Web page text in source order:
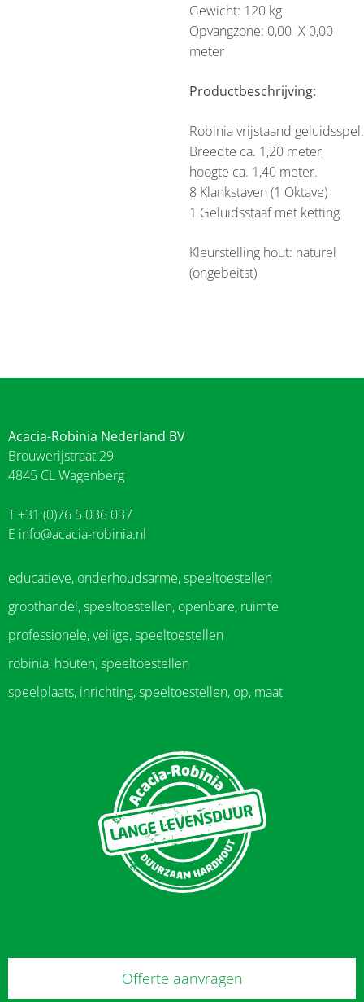
Gewicht: 120 kg
Opvangzone: 0,00 X 0,00
meter
Productbeschrijving:
Robinia vrijstaand geluidsspel.
Breedte ca. 1,20 meter,
hoogte ca. 1,40 meter.
8 Klankstaven (1 Oktave)
1 Geluidsstaaf met ketting
Kleurstelling hout: naturel
(ongebeitst)
Acacia-Robinia Nederland BV
Brouwerijstraat 29
4845 CL Wagenberg
T +31 (0)76 5 036 037
E info@acacia-robinia.nl
educatieve, onderhoudsarme, speeltoestellen
groothandel, speeltoestellen, openbare, ruimte
professionele, veilige, speeltoestellen
robinia, houten, speeltoestellen
speelplaats, inrichting, speeltoestellen, op, maat
Offerte aanvragen